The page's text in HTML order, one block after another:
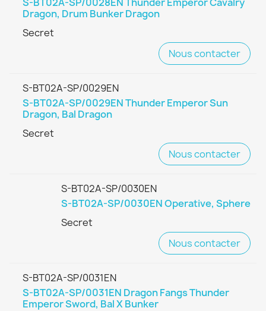
Dragon, Drum Bunker Dragon
Secret
Nous contacter
S-BT02A-SP/0029EN
S-BT02A-SP/0029EN Thunder Emperor Sun
Dragon, Bal Dragon
Secret
Nous contacter
S-BT02A-SP/0030EN
S-BT02A-SP/0030EN Operative, Sphere
Secret
Nous contacter
S-BT02A-SP/0031EN
S-BT02A-SP/0031EN Dragon Fangs Thunder
Emperor Sword, Bal X Bunker